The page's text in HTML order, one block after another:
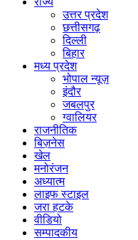
उत्तर प्रदेश
छत्तीसगढ़
दिल्ली
बिहार
मध्य प्रदेश
भोपाल न्यूज़
इंदौर
जबलपुर
ग्वालियर
राजनीतिक
बिज़नेस
खेल
मनोरंजन
अध्यात्म
लाइफ स्टाइल
जरा हटके
वीडियो
सम्पादकीय